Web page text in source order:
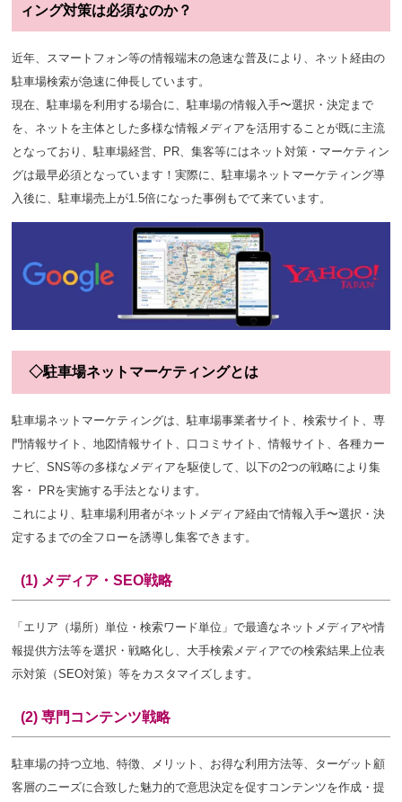
ィング対策は必須なのか？
近年、スマートフォン等の情報端末の急速な普及により、ネット経由の
駐車場検索が急速に伸長しています。
現在、駐車場を利用する場合に、駐車場の情報入手〜選択・決定まで
を、ネットを主体とした多様な情報メディアを活用することが既に主流
となっており、駐車場経営、PR、集客等にはネット対策・マーケティン
グは最早必須となっています！実際に、駐車場ネットマーケティング導
入後に、駐車場売上が1.5倍になった事例もでて来ています。
◇駐車場ネットマーケティングとは
駐車場ネットマーケティングは、駐車場事業者サイト 、検索サイト
、専
門情報サイト 、地図情報サイト 口コミサイト 、情報サイト 、各種カー
ナビ、SNS等の多様なメディアを駆使して、以下の2つの戦略により集
客・ PRを実施する手法となります。
これにより、駐車場利用者がネットメディア経由で情報入手〜選択・決
定するまでの全フローを誘導し集客できます。
(1) メディア・SEO戦略
「エリア（場所）単位・検索ワード単位」で最適なネットメディアや情
報提供方法等を選択・戦略化し、大手検索メディアでの検索結果上位表
示対策（SEO対策）等をカスタマイズします。
(2) 専門コンテンツ戦略
駐車場の持つ立地、特徴、メリット、お得な利用方法等、ターゲット顧
客層のニーズに合致した魅力的で意思決定を促すコンテンツを作成・提